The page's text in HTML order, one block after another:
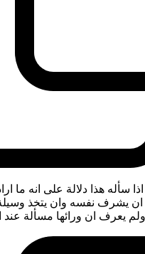
سأله هذا دلالة على انه ما
ان يشرف نفسه وان يتخذ
ولم يعرف ان ورائها مسألة